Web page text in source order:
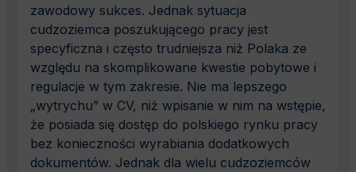
zawodowy sukces. Jednak sytuacja
cudzoziemca poszukującego pracy jest
specyficzna i często trudniejsza niż Polaka ze
względu na skomplikowane kwestie pobytowe i
regulacje w tym zakresie. Nie ma lepszego
„wytrychu” w CV, niż wpisanie w nim na wstępie,
że posiada się dostęp do polskiego rynku pracy
bez konieczności wyrabiania dodatkowych
dokumentów. Jednak dla wielu cudzoziemców